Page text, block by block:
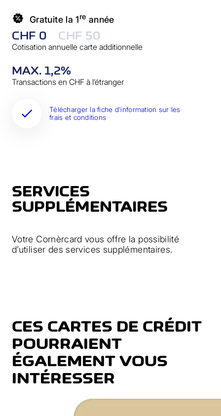
Gratuite la 1re année
CHF 0 CHF 50
Cotisation annuelle carte additionnelle
MAX. 1,2%
Transactions en CHF à l’étranger
Télécharger la fiche d’information sur les
frais et conditions
SERVICES
SUPPLÉMENTAIRES
Votre Cornèrcard vous offre la possibilité
d’utiliser des services supplémentaires.
CES CARTES DE CRÉDIT
POURRAIENT
ÉGALEMENT VOUS
INTÉRESSER